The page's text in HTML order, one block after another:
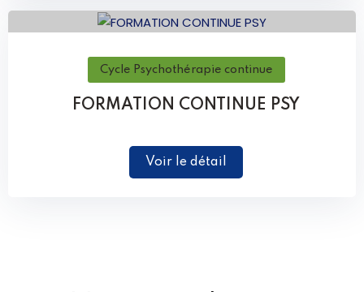
Cycle Psychothérapie continue
FORMATION CONTINUE PSY
Voir le détail